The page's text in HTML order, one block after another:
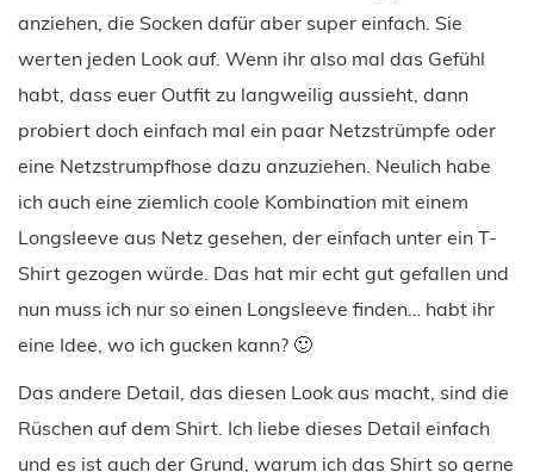
anziehen, die Socken dafür aber super einfach. Sie
werten jeden Look auf. Wenn ihr also mal das Gefühl
habt, dass euer Outfit zu langweilig aussieht, dann
probiert doch einfach mal ein paar Netzstrümpfe oder
eine Netzstrumpfhose dazu anzuziehen. Neulich habe
ich auch eine ziemlich coole Kombination mit einem
Longsleeve aus Netz gesehen, der einfach unter ein T-
Shirt gezogen würde. Das hat mir echt gut gefallen und
nun muss ich nur so einen Longsleeve finden… habt ihr
eine Idee, wo ich gucken kann? 🙂
Das andere Detail, das diesen Look aus macht, sind die
Rüschen auf dem Shirt. Ich liebe dieses Detail einfach
und es ist auch der Grund, warum ich das Shirt so gerne